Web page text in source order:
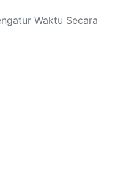
Waktu Secara